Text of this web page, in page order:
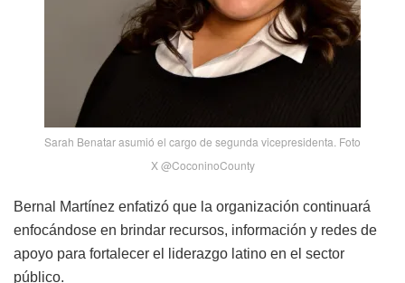
Sarah Benatar asumió el cargo de segunda vicepresidenta. Foto
X @CoconinoCounty
Bernal Martínez enfatizó que la organización continuará
enfocándose en brindar recursos, información y redes de
apoyo para fortalecer el liderazgo latino en el sector
público.